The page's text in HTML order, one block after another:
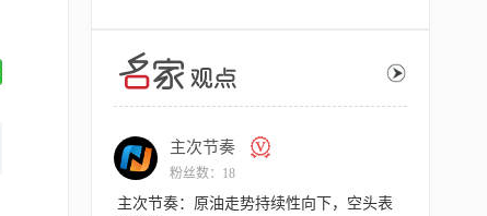
主次节奏
粉丝数：18
主次节奏：原油走势持续性向下，空头表